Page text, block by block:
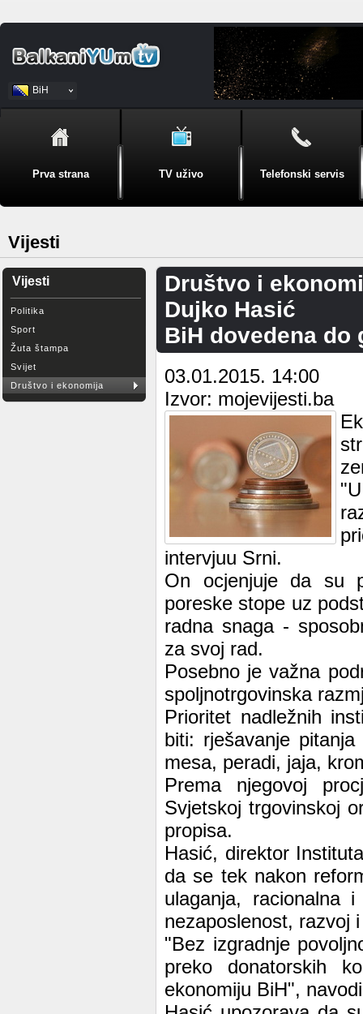
BiH
Srpski
Prva strana TV uživo Telefonski servis
Vijesti
Vijesti
Politika
Sport
Žuta štampa
Svijet
Društvo i ekonomija
Društvo i
Dujko Hasić
BiH dovedena do
03.01.2015. 14:00
Izvor: mojevijesti.ba
intervjuu Srni.
On ocjenjuje da su
poreske stope uz
radna snaga -
za svoj rad.
Posebno je važna
spoljnotrgovinska
Prioritet nadležnih
biti: rješavanje
mesa, peradi, jaja,
Prema njegovoj
Svjetskoj trgovinskoj
propisa.
Hasić, direktor
da se tek nakon
ulaganja, racionalna
nezaposlenost, razvoj
"Bez izgradnje
preko donatorskih
ekonomiju BiH",